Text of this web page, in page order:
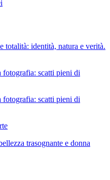
totalità: identità, natura e verità.
fotografia: scatti pieni di
fotografia: scatti pieni di
trasognante e donna